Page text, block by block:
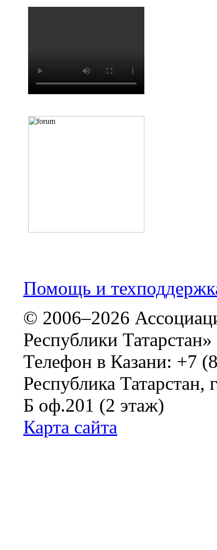
Помощь и
© 2006–2026
Республики Татарстан»
Телефон в Казани: +7
Республика
Б оф.201 (2 этаж)
Карта сайта